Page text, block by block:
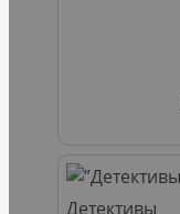
Детективы